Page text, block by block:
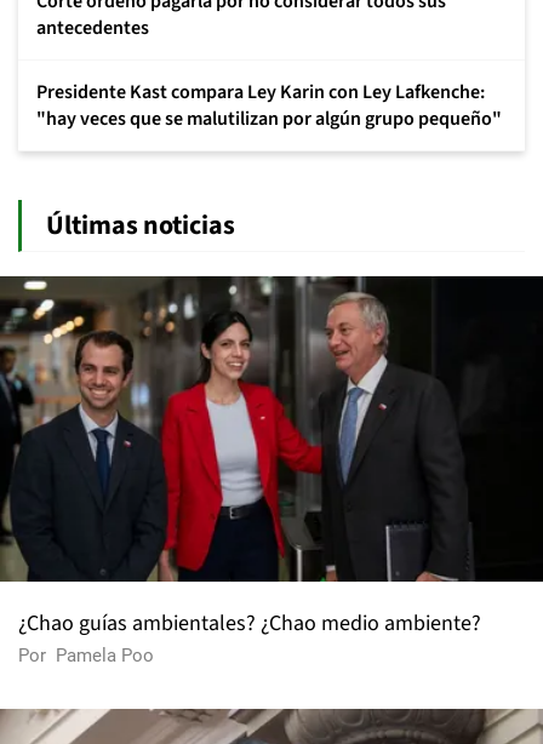
antecedentes
Presidente Kast compara Ley Karin con Ley Lafkenche:
"hay veces que se malutilizan por algún grupo pequeño"
Últimas noticias
¿Chao guías ambientales? ¿Chao medio ambiente?
Por Pamela Poo